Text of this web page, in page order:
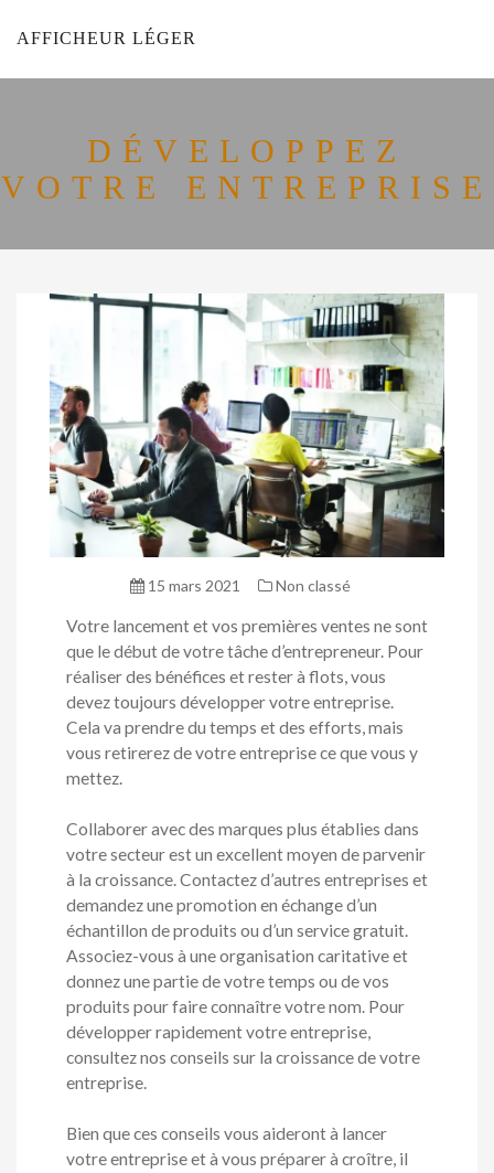
AFFICHEUR LÉGER
DÉVELOPPEZ
VOTRE ENTREPRISE
15 mars 2021 Non classé
Votre lancement et vos premières ventes ne sont
que le début de votre tâche d’entrepreneur. Pour
réaliser des bénéfices et rester à flots, vous
devez toujours développer votre entreprise.
Cela va prendre du temps et des efforts, mais
vous retirerez de votre entreprise ce que vous y
mettez.
Collaborer avec des marques plus établies dans
votre secteur est un excellent moyen de parvenir
à la croissance. Contactez d’autres entreprises et
demandez une promotion en échange d’un
échantillon de produits ou d’un service gratuit.
Associez-vous à une organisation caritative et
donnez une partie de votre temps ou de vos
produits pour faire connaître votre nom. Pour
développer rapidement votre entreprise,
consultez nos conseils sur la croissance de votre
entreprise.
Bien que ces conseils vous aideront à lancer
votre entreprise et à vous préparer à croître, il